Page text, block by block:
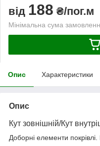
від 188 ₴/пог.м
Мінімальна сума
Опис Характеристики
Опис
Кут зовнішній/Кут
Доборні елементи